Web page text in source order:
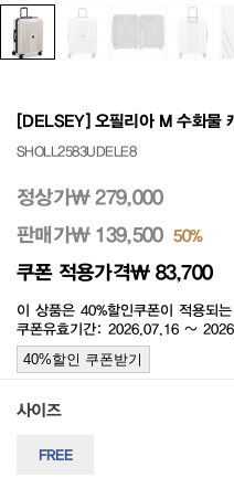
[DELSEY] 오필리아 M 수화물
SHOLL2583UDELE8
정상가₩ 279,000
판매가₩ 139,500 50%
쿠폰 적용가격₩ 83,700
이 상품은 40%할인쿠폰이 적용되는
쿠폰유효기간: 2026.07.16 ~
40%할인 쿠폰받기
사이즈
FREE